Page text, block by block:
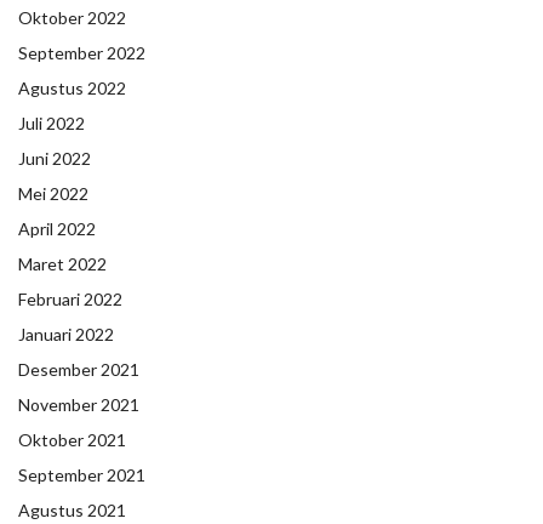
Oktober 2022
September 2022
Agustus 2022
Juli 2022
Juni 2022
Mei 2022
April 2022
Maret 2022
Februari 2022
Januari 2022
Desember 2021
November 2021
Oktober 2021
September 2021
Agustus 2021